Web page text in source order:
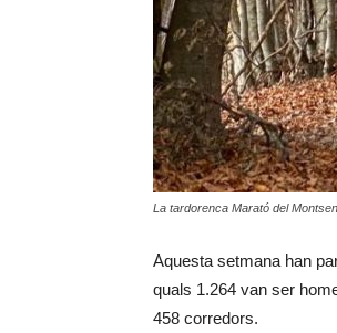
La tardorenca Marató del
Aquesta setmana han
quals 1.264 van ser
458 corredors.